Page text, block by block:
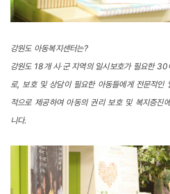
강원도 아동복지센터는?
강원도 18개 시·군 지역의 일시보호가 필요한
로, 보호 및 상담이 필요한 아동들에게 전문적인
적으로 제공하여 아동의 권리 보호 및 복지증진
니다.